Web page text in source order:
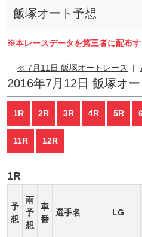
飯塚オート予想
※本レースデータを第三者に配布す
≪ 7月11日 飯塚オートレース |
2016年7月12日 飯塚オ
1R 2R 3R 4R 5R
11R 12R
1R
予
想
雨
予
想
車
番
選手名 LG